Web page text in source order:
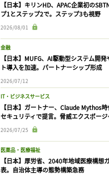
【日本】キリンHD、APAC企業初の
プ1とステップ2で。ステップ3も視野
2026/08/01
金融
【日本】MUFG、AI駆動型システム開
ト導入を加速。パートナーシップ形成
2026/07/12
IT・ビジネスサービス
【日本】ガートナー、Claude Mythos
セキュリティで提言。脅威エクスポージ
2026/07/25
医薬品・医療福祉
【日本】厚労省、2040年地域医療構想
表。自治体主導の態勢構築急務